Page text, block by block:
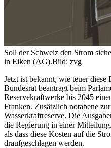
Soll der Schweiz den Strom
in Eiken (AG).Bild: zvg
Jetzt ist bekannt, wie teuer
Bundesrat beantragt beim
Reservekraftwerke bis 2045
Franken. Zusätzlich notabene
Wasserkraftreserve. Die
die Regierung in einer
als dass diese Kosten auf die
draufgeschlagen werden.